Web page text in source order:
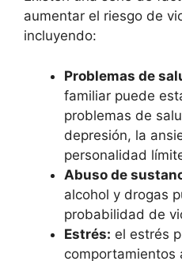
aumentar el riesgo de
incluyendo:
Problemas de
familiar puede
problemas de
depresión, la
personalidad
Abuso de
alcohol y drogas
probabilidad de
Estrés: el estrés
comportamientos